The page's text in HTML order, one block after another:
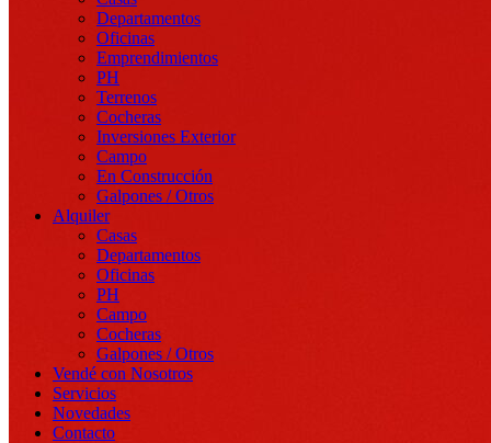
Departamentos
Oficinas
Emprendimientos
PH
Terrenos
Cocheras
Inversiones Exterior
Campo
En Construcción
Galpones / Otros
Alquiler
Casas
Departamentos
Oficinas
PH
Campo
Cocheras
Galpones / Otros
Vendé con Nosotros
Servicios
Novedades
Contacto